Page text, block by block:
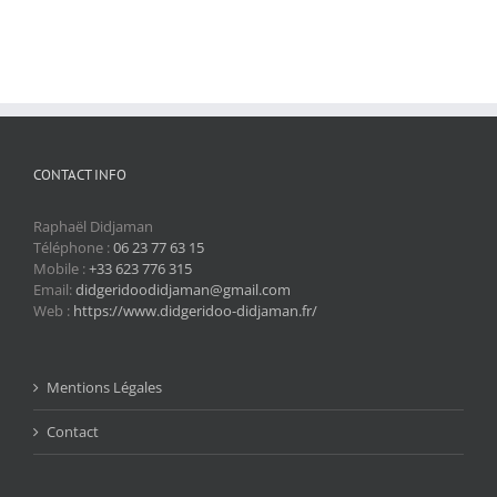
CONTACT INFO
Raphaël Didjaman
Téléphone :06 23 77 63 15
Mobile :+33 623 776 315
Email:didgeridoodidjaman@gmail.com
Web : https://www.didgeridoo-didjaman.fr/
Mentions Légales
Contact